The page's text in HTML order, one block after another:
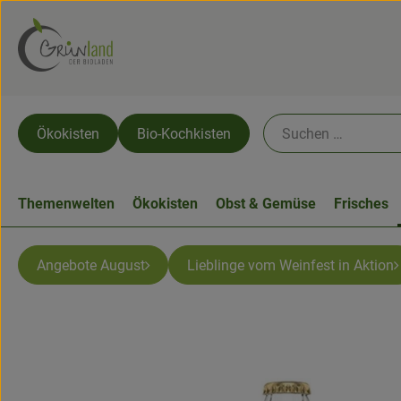
Ökokisten Bio-Kochkisten
Themenwelten Ökokisten Obst & Gemüse Frisches
Angebote August Lieblinge vom Weinfest in Aktion